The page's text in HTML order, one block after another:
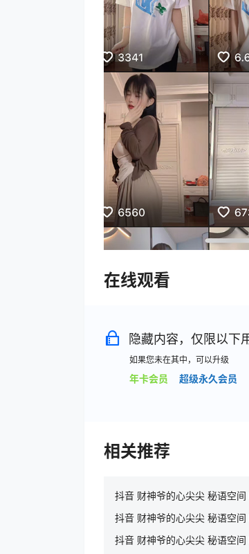
在线观看
隐藏内容，仅限以下
如果您未在其中，可以升级
年卡会员 超级永久会员
相关推荐
抖音 财神爷的心尖尖 秘语空
抖音 财神爷的心尖尖 秘语空
抖音 财神爷的心尖尖 秘语空